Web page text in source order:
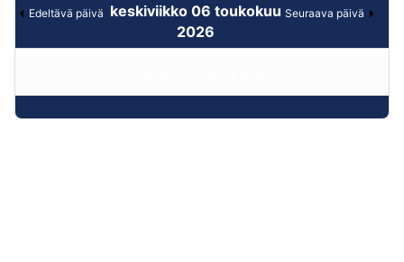
Edeltävä päivä keskiviikko 06 toukokuu
2026
Seuraava päivä